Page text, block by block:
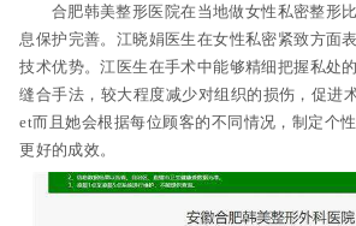
合肥韩美整形医院在当地做女性私密整形
息保护完善。江晓娟医生在女性私密紧致方面
技术优势。江医生在手术中能够精细把握私处
缝合手法，较大程度减少对组织的损伤，促进
et而且她会根据每位顾客的不同情况，制定个
更好的成效。